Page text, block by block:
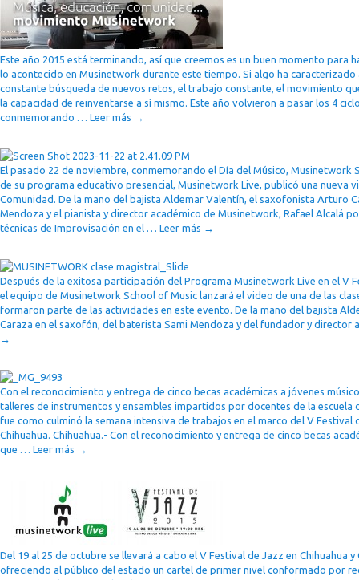
Este año 2015 está terminando, así que creemos es un buen momento para
lo acontecido en Musinetwork durante este tiempo. Si algo ha caracterizado
constante búsqueda de nuevos retos, el trabajo constante, el movimiento
la capacidad de reinventarse a sí mismo. Este año volvieron a pasar los 4
conmemorando … Leer más →
El pasado 22 de noviembre, conmemorando el Día del Músico, Musinetwork
de su programa educativo presencial, Musinetwork Live, publicó una nueva
Comunidad. De la mano del bajista Aldemar Valentín, el saxofonista Arturo
Mendoza y el pianista y director académico de Musinetwork, Rafael Alcalá
técnicas de Improvisación en el … Leer más →
Después de la exitosa participación del Programa Musinetwork Live en el V
el equipo de Musinetwork School of Music lanzará el video de una de las
formaron parte de las actividades en este evento. De la mano del bajista
Caraza en el saxofón, del baterista Sami Mendoza y del fundador y
→
Con el reconocimiento y entrega de cinco becas académicas a jóvenes
talleres de instrumentos y ensambles impartidos por docentes de la escuela
fue como culminó la semana intensiva de trabajos en el marco del V Festival
Chihuahua. Chihuahua.- Con el reconocimiento y entrega de cinco becas
que … Leer más →
Del 19 al 25 de octubre se llevará a cabo el V Festival de Jazz en Chihuahua
ofreciendo al público del estado un cartel de primer nivel conformado por